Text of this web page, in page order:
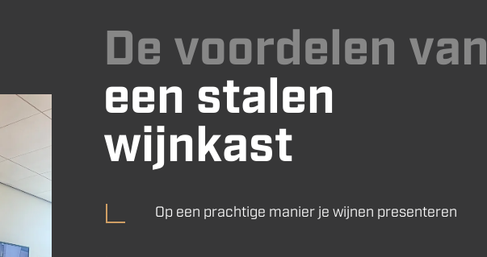
De voordelen van
een stalen
wijnkast
Op een prachtige manier je wijnen presenteren